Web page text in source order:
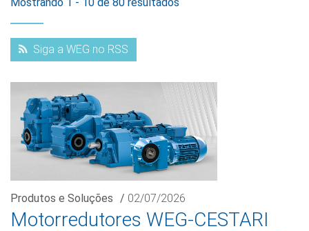
Siga a WEG no RSS
Produtos e Soluções / 02/07/2026
Motorredutores WEG-CESTARI